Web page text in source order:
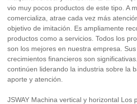
vio muy pocos productos de este tipo. A
comercializa, atrae cada vez más
objetivo de imitación. Es ampliamente
productos como a servicios. Todos los
son los mejores en nuestra empresa.
crecimientos financieros son
continúen liderando la industria sobre la
aporte y atención.
JSWAY Machina vertical y horizontal Los